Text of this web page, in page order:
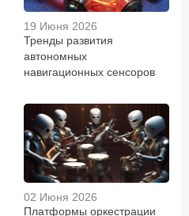
19 Июня 2026
Тренды развития
автономных
навигационных сенсоров
02 Июня 2026
Платформы оркестрации